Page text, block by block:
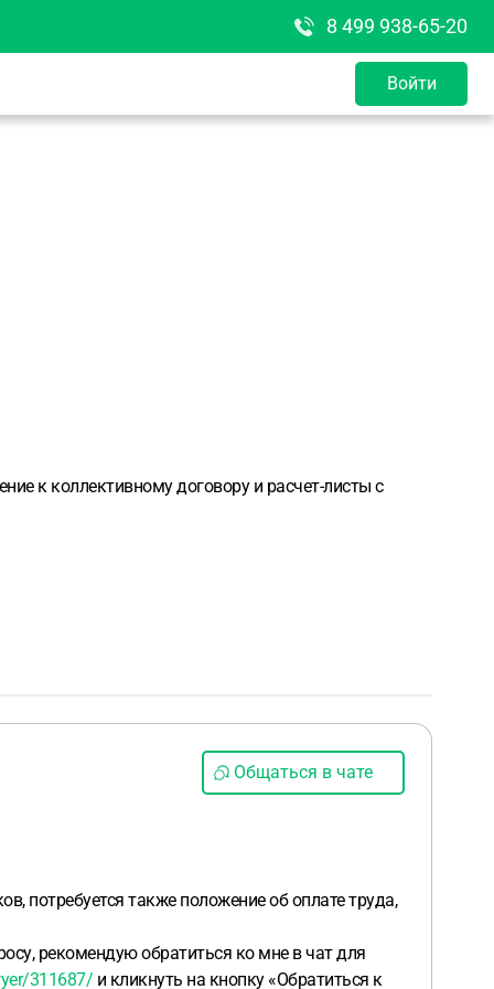
8 499 938-65-20
Войти
к коллективному договору и расчет-листы с
Общаться в чате
потребуется также положение об оплате труда,
рекомендую обратиться ко мне в чат для
311687/ и кликнуть на кнопку «Обратиться к